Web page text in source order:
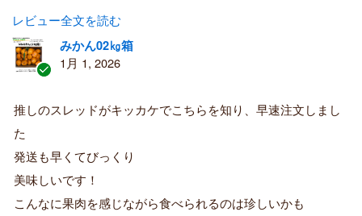
レビュー全文を読む
証
済
購
者
みかん02㎏箱
1月 1, 2026
推しのスレッドがキッカケでこちらを知り、早速注文しまし
た
発送も早くてびっくり
美味しいです！
こんなに果肉を感じながら食べられるのは珍しいかも